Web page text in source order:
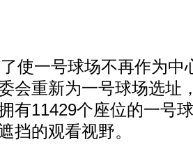
一号球场不再作为中
会重新为一号球场选址
有11429个座位的一号
挡的观看视野。